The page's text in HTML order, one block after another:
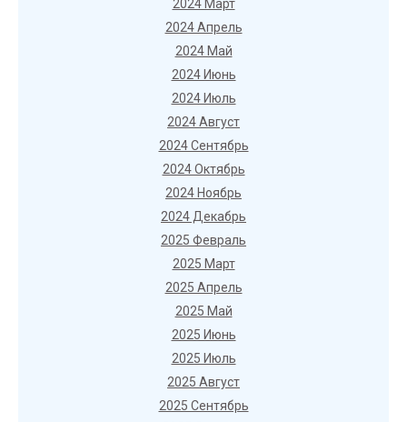
2024 Март
2024 Апрель
2024 Май
2024 Июнь
2024 Июль
2024 Август
2024 Сентябрь
2024 Октябрь
2024 Ноябрь
2024 Декабрь
2025 Февраль
2025 Март
2025 Апрель
2025 Май
2025 Июнь
2025 Июль
2025 Август
2025 Сентябрь